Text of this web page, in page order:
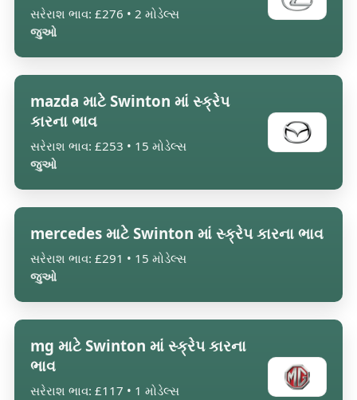
સરેરાશ ભાવ: £276 • 2 મોડેલ્સ
જુઓ
mazda માટે Swinton માં સ્ક્રેપ
કારના ભાવ
સરેરાશ ભાવ: £253 • 15 મોડેલ્સ
જુઓ
mercedes માટે Swinton માં સ્ક્રેપ કારના ભાવ
સરેરાશ ભાવ: £291 • 15 મોડેલ્સ
જુઓ
mg માટે Swinton માં સ્ક્રેપ કારના
ભાવ
સરેરાશ ભાવ: £117 • 1 મોડેલ્સ